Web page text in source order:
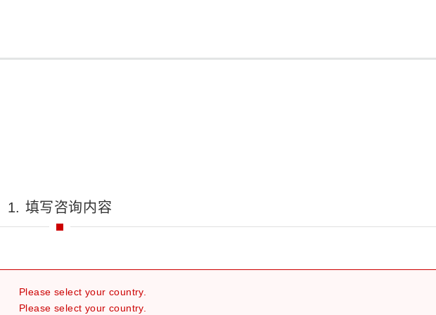
1. 填写咨询内容
Please select your country.
Please select your country.